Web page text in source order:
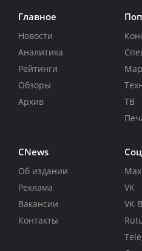
Главное
Новости
Аналитика
Рейтинги
Обзоры
Архив
ТВ
CNews
Об издании
Реклама
Вакансии
Контакты
Max
VK
VK